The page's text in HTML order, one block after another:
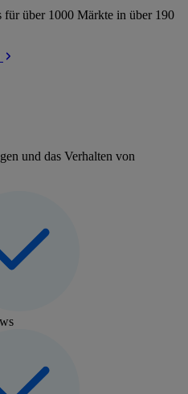
über 1000 Märkte in über 190
und das Verhalten von